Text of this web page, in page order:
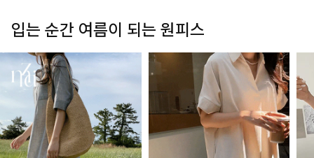
입는 순간 여름이 되는 원피스